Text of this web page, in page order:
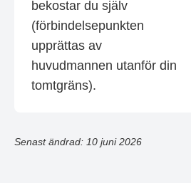
bekostar du själv
(förbindelsepunkten
upprättas av
huvudmannen utanför din
tomtgräns).
Senast ändrad: 10 juni 2026